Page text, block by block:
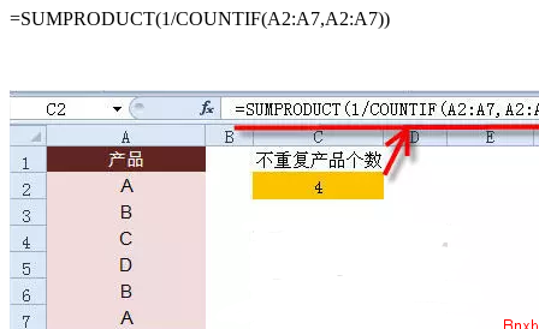
=SUMPRODUCT(1/COUNTIF(A2:A7,A2:A7))